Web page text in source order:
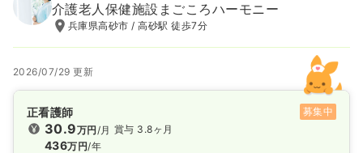
介護老人保健施設まごころハーモニー
兵庫県高砂市 / 高砂駅 徒歩7分
2026/07/29 更新
正看護師 募集中
30.9万円/月
436万円/年
賞与 3.8ヶ月